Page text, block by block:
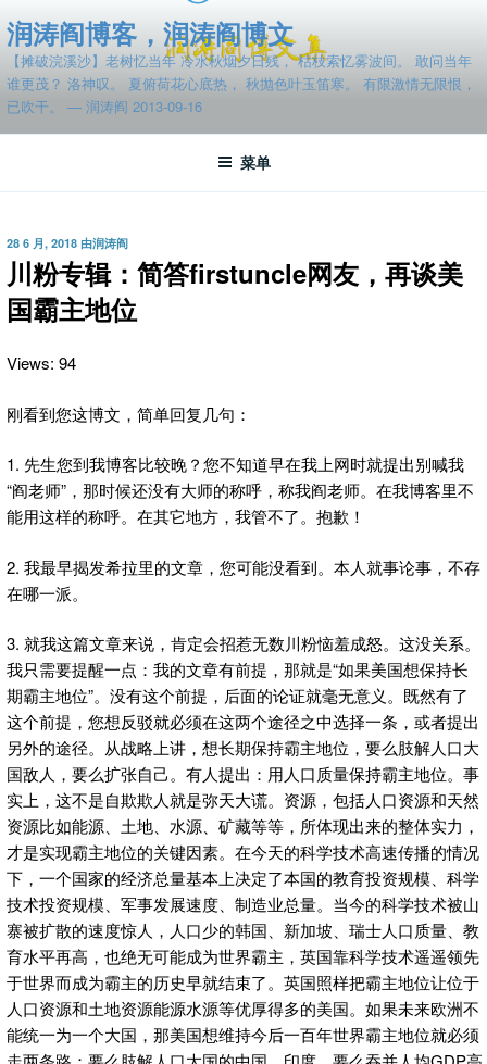
至
容
润涛阎博客，润涛阎博文
【摊破浣溪沙】老树忆当年 冷水秋烟夕日残， 枯枝索忆雾波间。 敢问当年
谁更茂？ 洛神叹。 夏俯荷花心底热， 秋抛色叶玉笛寒。 有限激情无限恨，
已吹干。 — 润涛阎 2013-09-16
菜单
发
布
于
28 6 月, 2018 由润涛阎
川粉专辑：简答firstuncle网友，再谈美
国霸主地位
Views: 94
刚看到您这博文，简单回复几句：
1. 先生您到我博客比较晚？您不知道早在我上网时就提出别喊我
“阎老师”，那时候还没有大师的称呼，称我阎老师。在我博客里不
能用这样的称呼。在其它地方，我管不了。抱歉！
2. 我最早揭发希拉里的文章，您可能没看到。本人就事论事，不存
在哪一派。
3. 就我这篇文章来说，肯定会招惹无数川粉恼羞成怒。这没关系。
我只需要提醒一点：我的文章有前提，那就是“如果美国想保持长
期霸主地位”。没有这个前提，后面的论证就毫无意义。既然有了
这个前提，您想反驳就必须在这两个途径之中选择一条，或者提出
另外的途径。从战略上讲，想长期保持霸主地位，要么肢解人口大
国敌人，要么扩张自己。有人提出：用人口质量保持霸主地位。事
实上，这不是自欺欺人就是弥天大谎。资源，包括人口资源和天然
资源比如能源、土地、水源、矿藏等等，所体现出来的整体实力，
才是实现霸主地位的关键因素。在今天的科学技术高速传播的情况
下，一个国家的经济总量基本上决定了本国的教育投资规模、科学
技术投资规模、军事发展速度、制造业总量。当今的科学技术被山
寨被扩散的速度惊人，人口少的韩国、新加坡、瑞士人口质量、教
育水平再高，也绝无可能成为世界霸主，英国靠科学技术遥遥领先
于世界而成为霸主的历史早就结束了。英国照样把霸主地位让位于
人口资源和土地资源能源水源等优厚得多的美国。如果未来欧洲不
能统一为一个大国，那美国想维持今后一百年世界霸主地位就必须